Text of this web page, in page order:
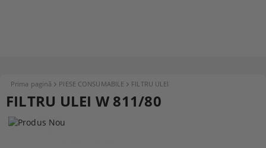
Prima pagină PIESE CONSUMABILE FILTRU ULEI
FILTRU ULEI W 811/80